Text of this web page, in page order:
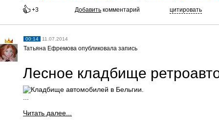
+3 Добавить комментарий цитировать
00:14 11.07.2014
Татьяна Ефремова опубликовала запись
Лесное кладбище
Читать далее...